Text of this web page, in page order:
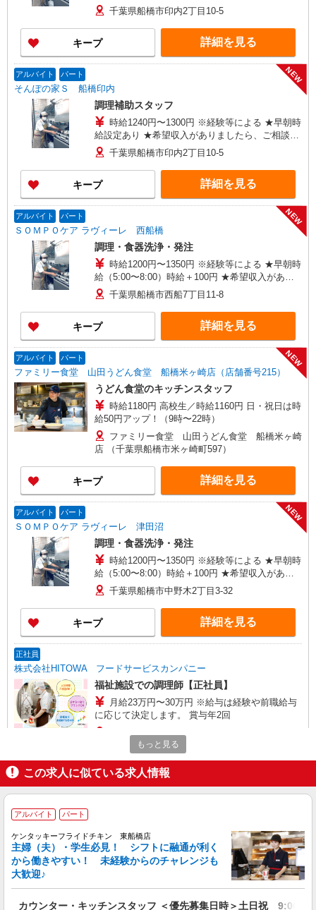
ただければ希望条件に合うかの確認もいたしま
す。 ★時間外手当別途支給 ★上記金額は働きがい
向上手当を含みます。 ★働きがい向上手当※26年
6月改定（地域により異なる） 社会保険加入者
は更に＋50円
千葉県船橋市印内2丁目10-5
キープ 詳細を見る
アルバイト パート
そんぽの家Ｓ 船橋印内
NEW
調理補助スタッフ
時給1240円〜1300円 ※経験等による ★早朝時
給設定あり ★希望収入がありましたら、ご相談い
ただければ希望条件に合うかの確認もいたしま
す。 ★時間外手当別途支給 ★上記金額は働きがい
向上手当を含みます。 ★働きがい向上手当※26年
6月改定（地域により異なる） 社会保険加入者
は更に＋50円
千葉県船橋市印内2丁目10-5
キープ 詳細を見る
アルバイト パート
ＳＯＭＰＯケア ラヴィーレ 西船橋
NEW
調理・食器洗浄・発注
時給1200円〜1350円 ※経験等による ★早朝時
給（5:00〜8:00）時給＋100円 ★希望収入があり
ましたら、ご相談いただければ希望条件に合うか
の確認もいたします。 ★時間外手当別途支給 ★上
記金額は働きがい向上手当を含みます。 ★働きが
い向上手当※26年6月改定（地域により異なる）
社会保険加入者は更に＋50円
千葉県船橋市西船7丁目11-8
キープ 詳細を見る
アルバイト パート
ファミリー食堂 山田うどん食堂 船橋米ヶ崎店（店舗番号215）
NEW
うどん食堂のキッチンスタッフ
時給1180円 高校生／時給1160円 日・祝日は時
給50円アップ！（9時〜22時）
ファミリー食堂 山田うどん食堂 船橋米ヶ崎
店 （千葉県船橋市米ヶ崎町597）
キープ 詳細を見る
アルバイト パート
ＳＯＭＰＯケア ラヴィーレ 津田沼
NEW
調理・食器洗浄・発注
時給1200円〜1350円 ※経験等による ★早朝時
給（5:00〜8:00）時給＋100円 ★希望収入があり
ましたら、ご相談いただければ希望条件に合うか
の確認もいたします。 ★時間外手当別途支給 ★上
記金額は働きがい向上手当を含みます。 ★働きが
い向上手当※26年6月改定（地域により異なる）
社会保険加入者は更に＋50円
千葉県船橋市中野木2丁目3-32
キープ 詳細を見る
正社員
株式会社HITOWA フードサービスカンパニー
福祉施設での調理師【正社員】
月給23万円〜30万円 ※給与は経験や前職給与
に応じて決定します。 賞与年2回
イリーゼ船橋塚田・新館 （千葉県船橋市前貝
キープ
正社員
株式会社HITOWA フードサービスカンパニー
保育園給食の栄養士【正社員】
月給22万円以上 ※給与は経験や前職給与に応
たんぽぽ海神町南保育園 （千葉県船橋市海神
町南1）
もっと見る
この求人に似ている求人情報
アルバイト パート
ケンタッキーフライドチキン 東船橋店
主婦（夫）・学生必見！ シフトに融通が利く
から働きやすい！ 未経験からのチャレンジも
大歓迎♪
カウンター・キッチンスタッフ ＜優先募集日時＞土日祝 9:00〜